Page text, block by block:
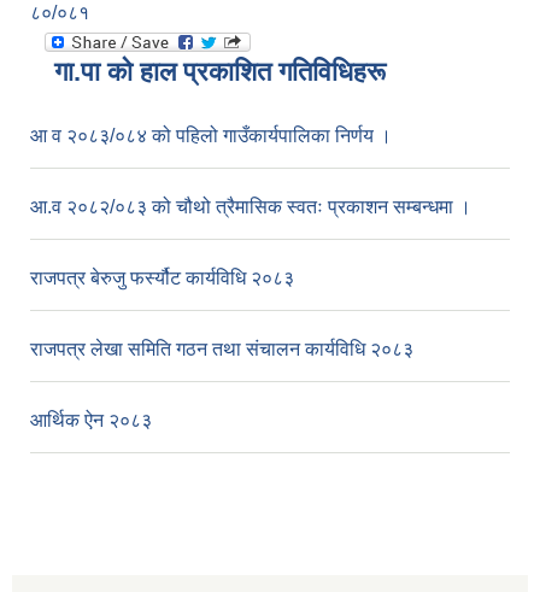
८०/०८१
गा.पा काे हाल प्रकाशित गतिविधिहरू
आ व २०८३/०८४ को पहिलो गाउँकार्यपालिका निर्णय ।
आ.व २०८२/०८३ को चौथो त्रैमासिक स्वतः प्रकाशन सम्बन्धमा ।
राजपत्र बेरुजु फर्स्यौट कार्यविधि २०८३
राजपत्र लेखा समिति गठन तथा संचालन कार्यविधि २०८३
आर्थिक ऐन २०८३